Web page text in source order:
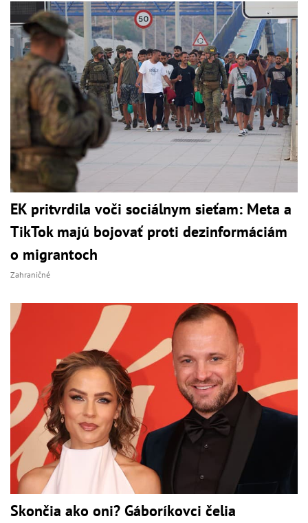
EK pritvrdila voči sociálnym sieťam: Meta a
TikTok majú bojovať proti dezinformáciám
o migrantoch
Zahraničné
Skončia ako oni? Gáboríkovci čelia